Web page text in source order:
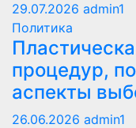
29.07.2026 admin1
Политика
процедур,
аспекты
26.06.2026 admin1